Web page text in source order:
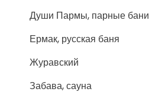
Души Пармы, парные бани
Ермак, русская баня
Журавский
Забава, сауна